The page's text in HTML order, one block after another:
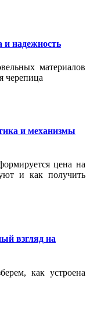
и надежность
материалов
черепица
и механизмы
цена на
и как получить
взгляд на
как устроена